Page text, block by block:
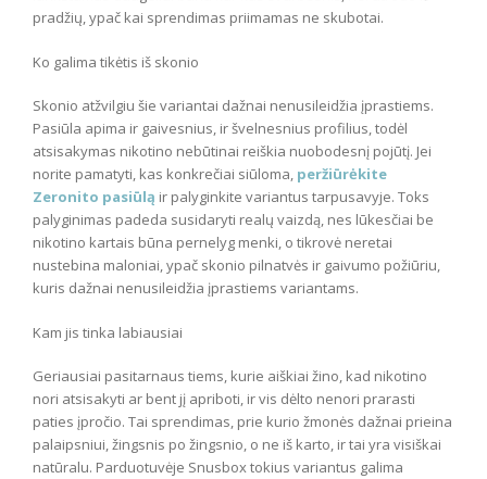
pradžių, ypač kai sprendimas priimamas ne skubotai.
Ko galima tikėtis iš skonio
Skonio atžvilgiu šie variantai dažnai nenusileidžia įprastiems.
Pasiūla apima ir gaivesnius, ir švelnesnius profilius, todėl
atsisakymas nikotino nebūtinai reiškia nuobodesnį pojūtį. Jei
norite pamatyti, kas konkrečiai siūloma, peržiūrėkite
Zeronito pasiūlą ir palyginkite variantus tarpusavyje. Toks
palyginimas padeda susidaryti realų vaizdą, nes lūkesčiai be
nikotino kartais būna pernelyg menki, o tikrovė neretai
nustebina maloniai, ypač skonio pilnatvės ir gaivumo požiūriu,
kuris dažnai nenusileidžia įprastiems variantams.
Kam jis tinka labiausiai
Geriausiai pasitarnaus tiems, kurie aiškiai žino, kad nikotino
nori atsisakyti ar bent jį apriboti, ir vis dėlto nenori prarasti
paties įpročio. Tai sprendimas, prie kurio žmonės dažnai prieina
palaipsniui, žingsnis po žingsnio, o ne iš karto, ir tai yra visiškai
natūralu. Parduotuvėje Snusbox tokius variantus galima